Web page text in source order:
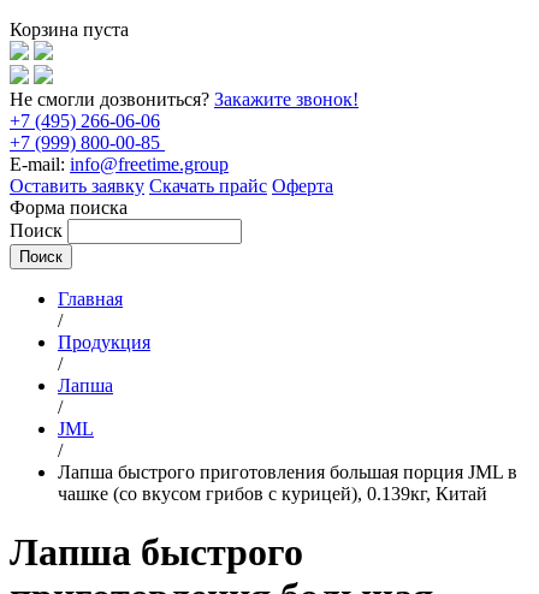
Корзина пуста
Не смогли дозвониться? Закажите звонок!
+7 (495) 266-06-06
+7 (999) 800-00-85
E-mail: info@freetime.group
Оставить заявку Скачать прайс Оферта
Форма поиска
Поиск
Главная
/
Продукция
/
Лапша
/
JML
/
Лапша быстрого приготовления большая порция JML в
чашке (со вкусом грибов с курицей), 0.139кг, Китай
Лапша быстрого